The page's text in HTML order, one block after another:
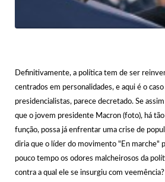
Definitivamente, a política tem de ser
centrados em personalidades, e aqui é o
presidencialistas, parece decretado. Se
que o jovem presidente Macron (foto), há
função, possa já enfrentar uma crise de
diria que o líder do movimento "En marche"
pouco tempo os odores malcheirosos da
contra a qual ele se insurgiu com